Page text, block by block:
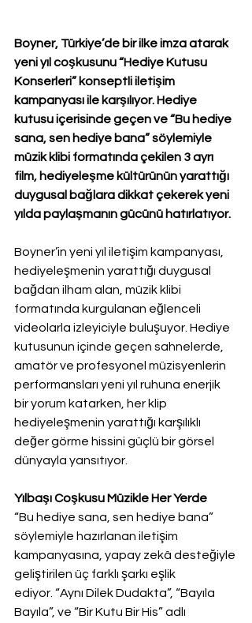
Boyner, Türkiye’de bir ilke imza atarak
yeni yıl coşkusunu “Hediye Kutusu
Konserleri” konseptli iletişim
kampanyası ile karşılıyor. Hediye
kutusu içerisinde geçen ve “Bu hediye
sana, sen hediye bana” söylemiyle
müzik klibi formatında çekilen 3 ayrı
film, hediyeleşme kültürünün yarattığı
duygusal bağlara dikkat çekerek yeni
yılda paylaşmanın gücünü hatırlatıyor.
Boyner’in yeni yıl iletişim kampanyası,
hediyeleşmenin yarattığı duygusal
bağdan ilham alan, müzik klibi
formatında kurgulanan eğlenceli
videolarla izleyiciyle buluşuyor. Hediye
kutusunun içinde geçen sahnelerde,
amatör ve profesyonel müzisyenlerin
performansları yeni yıl ruhuna enerjik
bir yorum katarken, her klip
hediyeleşmenin yarattığı karşılıklı
değer görme hissini güçlü bir görsel
dünyayla yansıtıyor.
Yılbaşı Coşkusu Müzikle Her Yerde
“Bu hediye sana, sen hediye bana”
söylemiyle hazırlanan iletişim
kampanyasına, yapay zekâ desteğiyle
geliştirilen üç farklı şarkı eşlik
ediyor. “Aynı Dilek Dudakta”, “Bayıla
Bayıla”, ve “Bir Kutu Bir His” adlı